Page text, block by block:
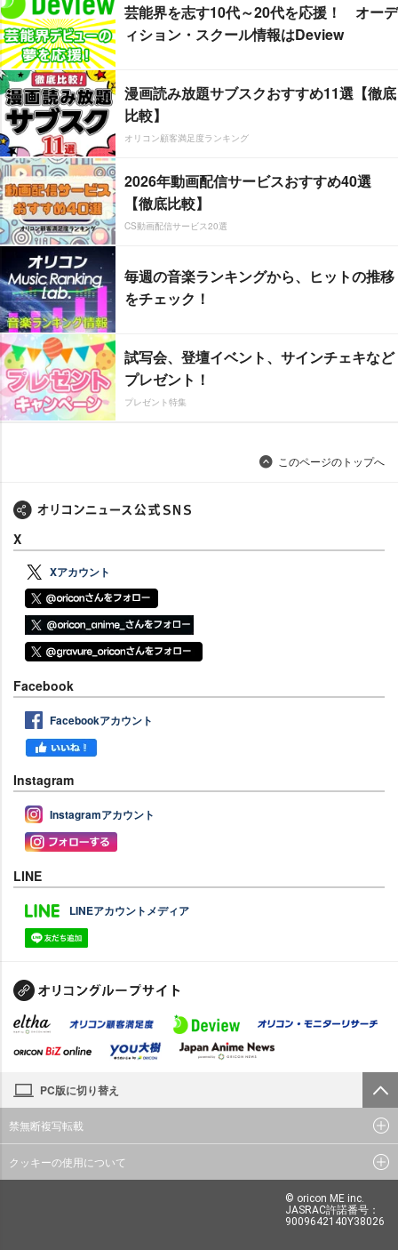
芸能界を志す10代～20代を応援！ オーデ
ィション・スクール情報はDeview
漫画読み放題サブスクおすすめ11選【徹底
比較】
オリコン顧客満足度ランキング
2026年動画配信サービスおすすめ40選
【徹底比較】
CS動画配信サービス20選
毎週の音楽ランキングから、ヒットの推移
をチェック！
試写会、登壇イベント、サインチェキなど
プレゼント！
プレゼント特集
このページのトップへ
X
Xアカウント
Facebook
Facebookアカウント
Instagram
Instagramアカウント
LINE
LINEアカウントメディア
PC版に切り替え
禁無断複写転載
クッキーの使用について
© oricon ME inc.
JASRAC許諾番号：
9009642140Y38026